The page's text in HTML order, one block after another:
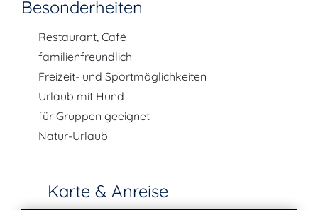
Besonderheiten
Restaurant, Café
familienfreundlich
Freizeit- und Sportmöglichkeiten
Urlaub mit Hund
für Gruppen geeignet
Natur-Urlaub
Karte & Anreise